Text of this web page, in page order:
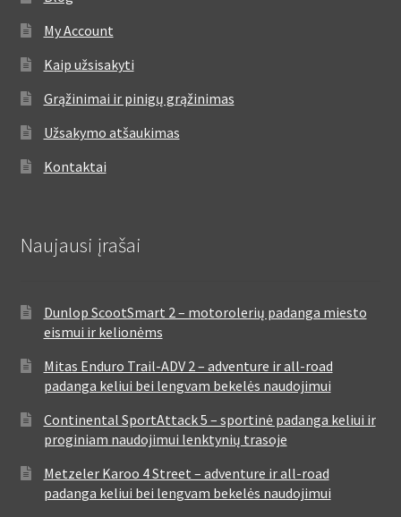
My Account
Kaip užsisakyti
Grąžinimai ir pinigų grąžinimas
Užsakymo atšaukimas
Kontaktai
Naujausi įrašai
Dunlop ScootSmart 2 – motorolerių padanga miesto
eismui ir kelionėms
Mitas Enduro Trail-ADV 2 – adventure ir all-road
padanga keliui bei lengvam bekelės naudojimui
Continental SportAttack 5 – sportinė padanga keliui ir
proginiam naudojimui lenktynių trasoje
Metzeler Karoo 4 Street – adventure ir all-road
padanga keliui bei lengvam bekelės naudojimui